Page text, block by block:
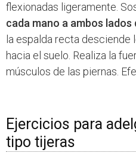
flexionadas ligeramente.
cada mano a ambos lados
la espalda recta
hacia el suelo. Realiza la
músculos de las piernas.
Ejercicios para
tipo tijeras